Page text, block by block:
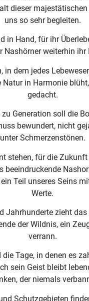
dieser majestätischen
uns so sehr begleiten.
in Hand, für ihr
Nashörner weiterhin ihr
in dem jedes
Natur in Harmonie
gedacht.
Generation soll die
bewundert, nicht
unter Schmerzenstönen.
stehen, für die Zukunft
beeindruckende
Teil unseres Seins
Werte.
Jahrhunderte zieht
der Wildnis, ein
verrann.
Tage, in denen es
sein Geist bleibt
der niemals
Schutzgebieten